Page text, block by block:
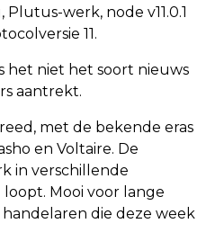
werk, node v11.0.1
11.
het niet het soort nieuws
aantrekt.
met de bekende eras
en Voltaire. De
in verschillende
Mooi voor lange
die deze week